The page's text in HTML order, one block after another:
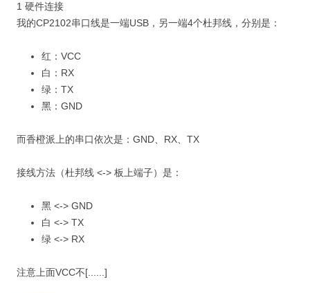
1 硬件连接
我的CP2102串口线是一端USB，另一端4个杜邦线，分别是：
红：VCC
白：RX
绿：TX
黑：GND
而香橙派上的串口依次是：GND、RX、TX
接线方法（杜邦线 <-> 板上端子）是：
黑 <-> GND
白 <-> TX
绿 <-> RX
注意上面VCC不[......]